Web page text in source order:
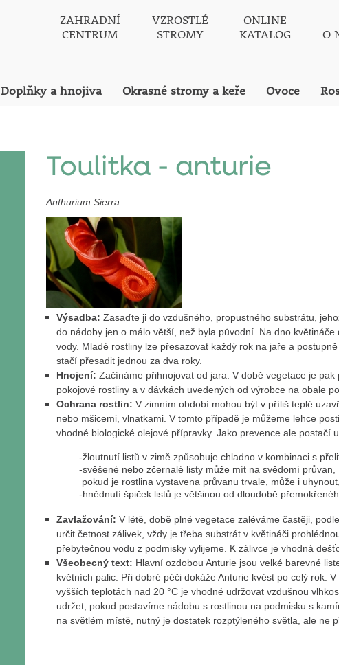
ZAHRADNÍ
CENTRUM
VZROSTLÉ
STROMY
ONLINE
KATALOG
O
Doplňky a hnojiva Okrasné stromy a keře Ovoce
Toulitka - anturie
Anthurium Sierra
Výsadba:Zasaďte ji do vzdušného, propustného substrátu,
do nádoby jen o málo větší, než byla původní. Na dno
vody. Mladé rostliny lze přesazovat každý rok na jaře a
stačí přesadit jednou za dva roky.
Hnojení:Začínáme přihnojovat od jara. V době vegetace je
pokojové rostliny a v dávkách uvedených od výrobce na obale
Ochrana rostlin:V zimním období mohou být v příliš teplé
nebo mšicemi, vlnatkami. V tomto případě je můžeme lehce
vhodné biologické olejové přípravky. Jako prevence ale postačí
-žloutnutí listů v zimě způsobuje chladno v kombinaci s
-svěšené nebo zčernalé listy může mít na svědomí průvan,
pokud je rostlina vystavena průvanu trvale, může i uhynout,
-hnědnutí špiček listů je většinou od dloudobě
Zavlažování:V létě, době plné vegetace zaléváme častěji,
určit četnost zálivek, vždy je třeba substrát v květináči
přebytečnou vodu z podmisky vylijeme. K zálivce je vhodná
Všeobecný text: Hlavní ozdobou Anturie jsou velké barevné
květních palic. Při dobré péči dokáže Anturie kvést po celý rok.
vyšších teplotách nad 20 °C je vhodné udržovat vzdušnou
udržet, pokud postavíme nádobu s rostlinou na podmisku s
na světlém místě, nutný je dostatek rozptýleného světla, ale ne